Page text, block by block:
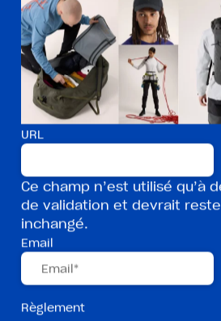
Saint-Lazare ( Voie à partir de
Sèvres-Lecourbe (Voie à partir
Inscris toi à
newsletter !
Toutes les infos grimpe,
Master Class de Climbing
URL
Ce champ n’est utilisé qu’à
de validation et devrait
inchangé.
Email
Règlement